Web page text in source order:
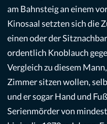
am Bahnsteig an einem
Kinosaal setzten sich die
einen oder der
ordentlich Knoblauch
Vergleich zu diesem
Zimmer sitzen wollen,
und er sogar Hand und
Serienmörder von